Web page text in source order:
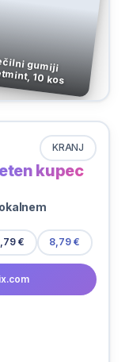
gumiji
10 kos
KRANJ
kupec
€ 8,79 €